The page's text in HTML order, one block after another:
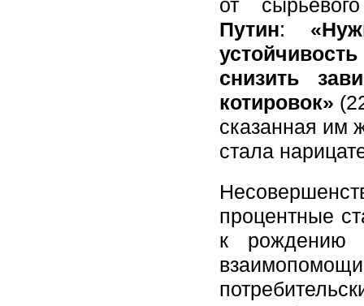
от
Путин:
снизить
котировок»
сказанная им
стала
процентные
к рождению